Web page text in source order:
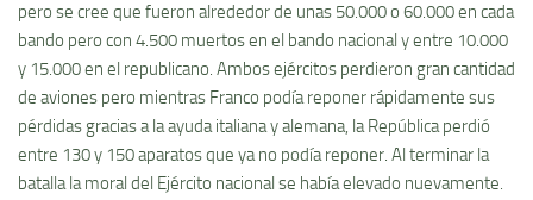
pero se cree que fueron alrededor de unas 50.000 o 60.000 en cada
bando pero con 4.500 muertos en el bando nacional y entre 10.000
y 15.000 en el republicano. Ambos ejércitos perdieron gran cantidad
de aviones pero mientras Franco podí­a reponer rápidamente sus
pérdidas gracias a la ayuda italiana y alemana, la República perdió
entre 130 y 150 aparatos que ya no podí­a reponer. Al terminar la
batalla la moral del Ejército nacional se habí­a elevado nuevamente.